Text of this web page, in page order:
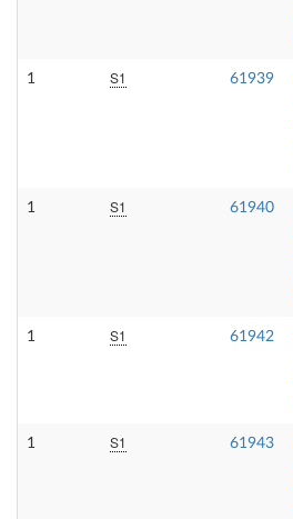
1 S1 61939
1 S1 61940
1 S1 61942
1 S1 61943